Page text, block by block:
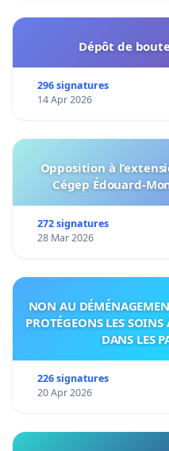
Dépôt de
296 signatures
14 Apr 2026
Opposition à
Cégep Édouard-
272 signatures
28 Mar 2026
NON AU
PROTÉGEONS LES
DANS LES
226 signatures
20 Apr 2026